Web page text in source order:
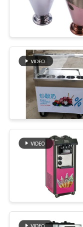
SITEMAP
PRIVACY
POLICY